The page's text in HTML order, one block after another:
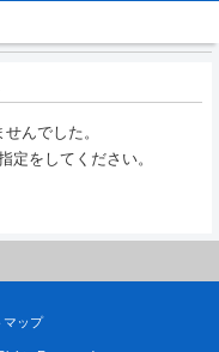
んでした。
定をしてください。
マップ